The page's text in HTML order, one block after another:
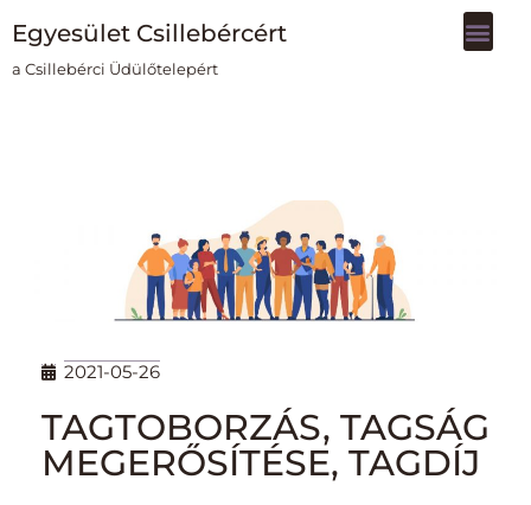
Skip
Egyesület Csillebércért
a Csillebérci Üdülőtelepért
2021-05-26
TAGTOBORZÁS, TAGSÁG
MEGERŐSÍTÉSE, TAGDÍJ